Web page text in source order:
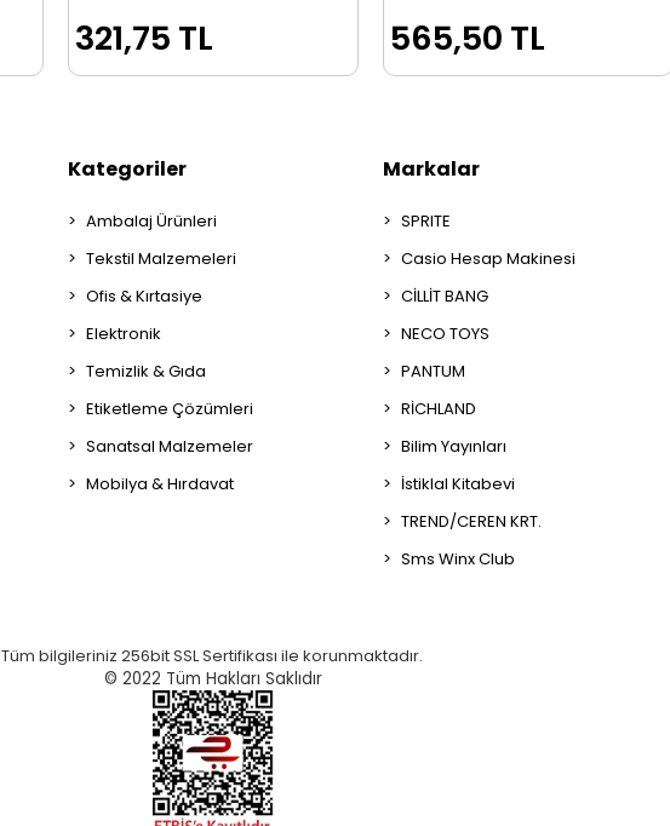
)(5244000026)
321,75 TL 565,50 TL
Kategoriler
Ambalaj Ürünleri
Tekstil Malzemeleri
Ofis & Kırtasiye
Elektronik
Temizlik & Gıda
Etiketleme Çözümleri
Sanatsal Malzemeler
Mobilya & Hırdavat
Markalar
SPRITE
Casio Hesap Makinesi
CİLLİT BANG
NECO TOYS
PANTUM
RİCHLAND
Bilim Yayınları
İstiklal Kitabevi
TREND/CEREN KRT.
Sms Winx Club
Tüm bilgileriniz 256bit SSL Sertifikası ile korunmaktadır.
© 2022 Tüm Hakları Saklıdır